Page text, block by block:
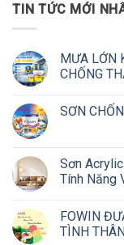
TIN TỨC MỚI
MƯA LỚN
CHỐNG
SƠN
Sơn
Tính Năng
FOWIN
TÌNH THÂN